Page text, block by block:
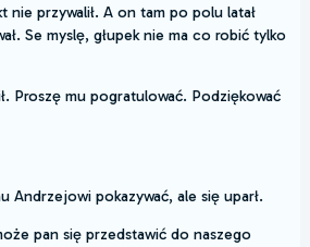
nie przywalił. A on tam po polu latał
Se myslę, głupek nie ma co robić tylko
Proszę mu pogratulować. Podziękować
Andrzejowi pokazywać, ale się uparł.
pan się przedstawić do naszego